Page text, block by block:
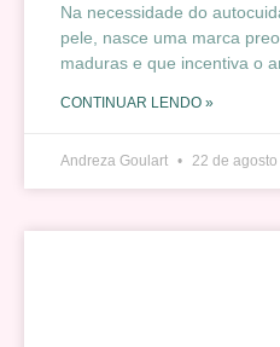
Na necessidade do
pele, nasce uma marca
maduras e que incentiva o
CONTINUAR LENDO »
Andreza Goulart 22 de